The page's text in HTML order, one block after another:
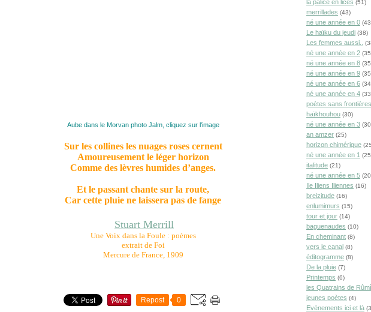
Aube dans le Morvan photo Jalm, cliquez sur l'image
Sur les collines les nuages roses cernent
Amoureusement le léger horizon
Comme des lèvres humides d’anges.
Et le passant chante sur la route,
Car cette pluie ne laissera pas de fange
Stuart Merrill
Une Voix dans la Foule : poèmes
extrait de Foi
Mercure de France, 1909
Repost 0
la palice en lices (51)
merrillades (43)
né une année en 0
Le haïku du jeudi (38)
Les femmes aussi..
né une année en 2
né une année en 8
né une année en 9
né une année en 6
né une année en 4
poètes sans frontières
haïkhouhou (30)
né une année en 3
an amzer (25)
horizon chimérique
né une année en 1
italitude (21)
né une année en 5
Ile Iliens Iliennes (16)
breizitude (16)
enlumimurs (15)
tour et jour (14)
baguenaudes (10)
En cheminant (8)
vers le canal (8)
éditogramme (8)
De la pluie (7)
Printemps (6)
les Quatrains de Rûmî
jeunes poètes (4)
Evénements ici et là